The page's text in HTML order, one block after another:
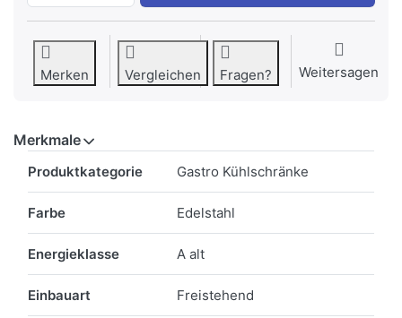
Merken Vergleichen Fragen? Weitersagen
Merkmale
Produktkategorie Gastro Kühlschränke
Farbe Edelstahl
Energieklasse A alt
Einbauart Freistehend